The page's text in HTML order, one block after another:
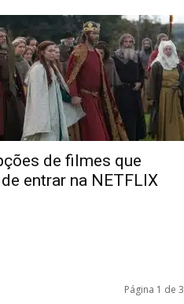
de filmes que
entrar na NETFLIX
Página 1 de 3